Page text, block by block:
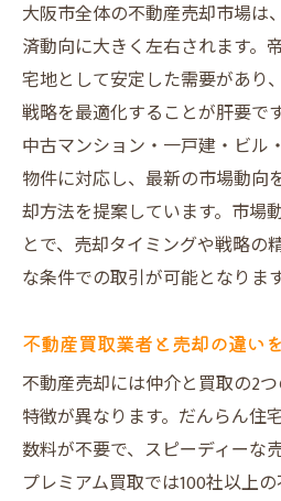
現
VR室内写真活用で魅
る方法
直接買取とオークシ
方
だんらん住宅の動画イ
証明
不動産売却で後悔しないた
不動産売却の失敗事例
点
帝塚山中エリア特有
不動産買取業者の選
安心できる不動産売
大阪市全体の不動産売却市場は
済動向に大きく左右されます。
宅地として安定した需要があり
戦略を最適化することが肝要で
中古マンション・一戸建・ビル
物件に対応し、最新の市場動向
却方法を提案しています。市場
とで、売却タイミングや戦略の
な条件での取引が可能となります
不動産買取業者と売却の違い
不動産売却には仲介と買取の2
特徴が異なります。だんらん住
数料が不要で、スピーディーな
プレミアム買取では100社以上